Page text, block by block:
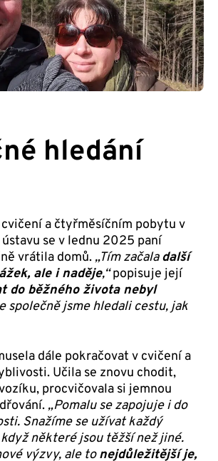
hledání
a čtyřměsíčním pobytu v
se v lednu 2025 paní
vrátila domů. „Tím začaladalší
ale i naděje,“popisuje její
do běžného života nebyl
společně jsme hledali cestu, jak
dále pokračovat v cvičení a
Učila se znovu chodit,
procvičovala si jemnou
„Pomalu se zapojuje i do
Snažíme se užívat každý
některé jsou těžší než jiné.
výzvy, ale tonejdůležitější je,